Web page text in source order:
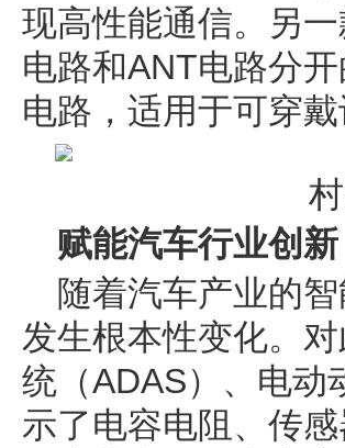
现高性能通信。另
电路和ANT电路分
电路，适用于可穿
赋能汽车行业创
随着汽车产业的
发生根本性变化。
统（ADAS）、电动
示了电容电阻、传